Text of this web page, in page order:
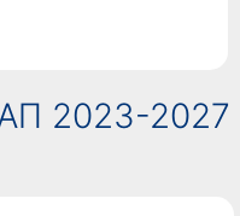
2023-2027